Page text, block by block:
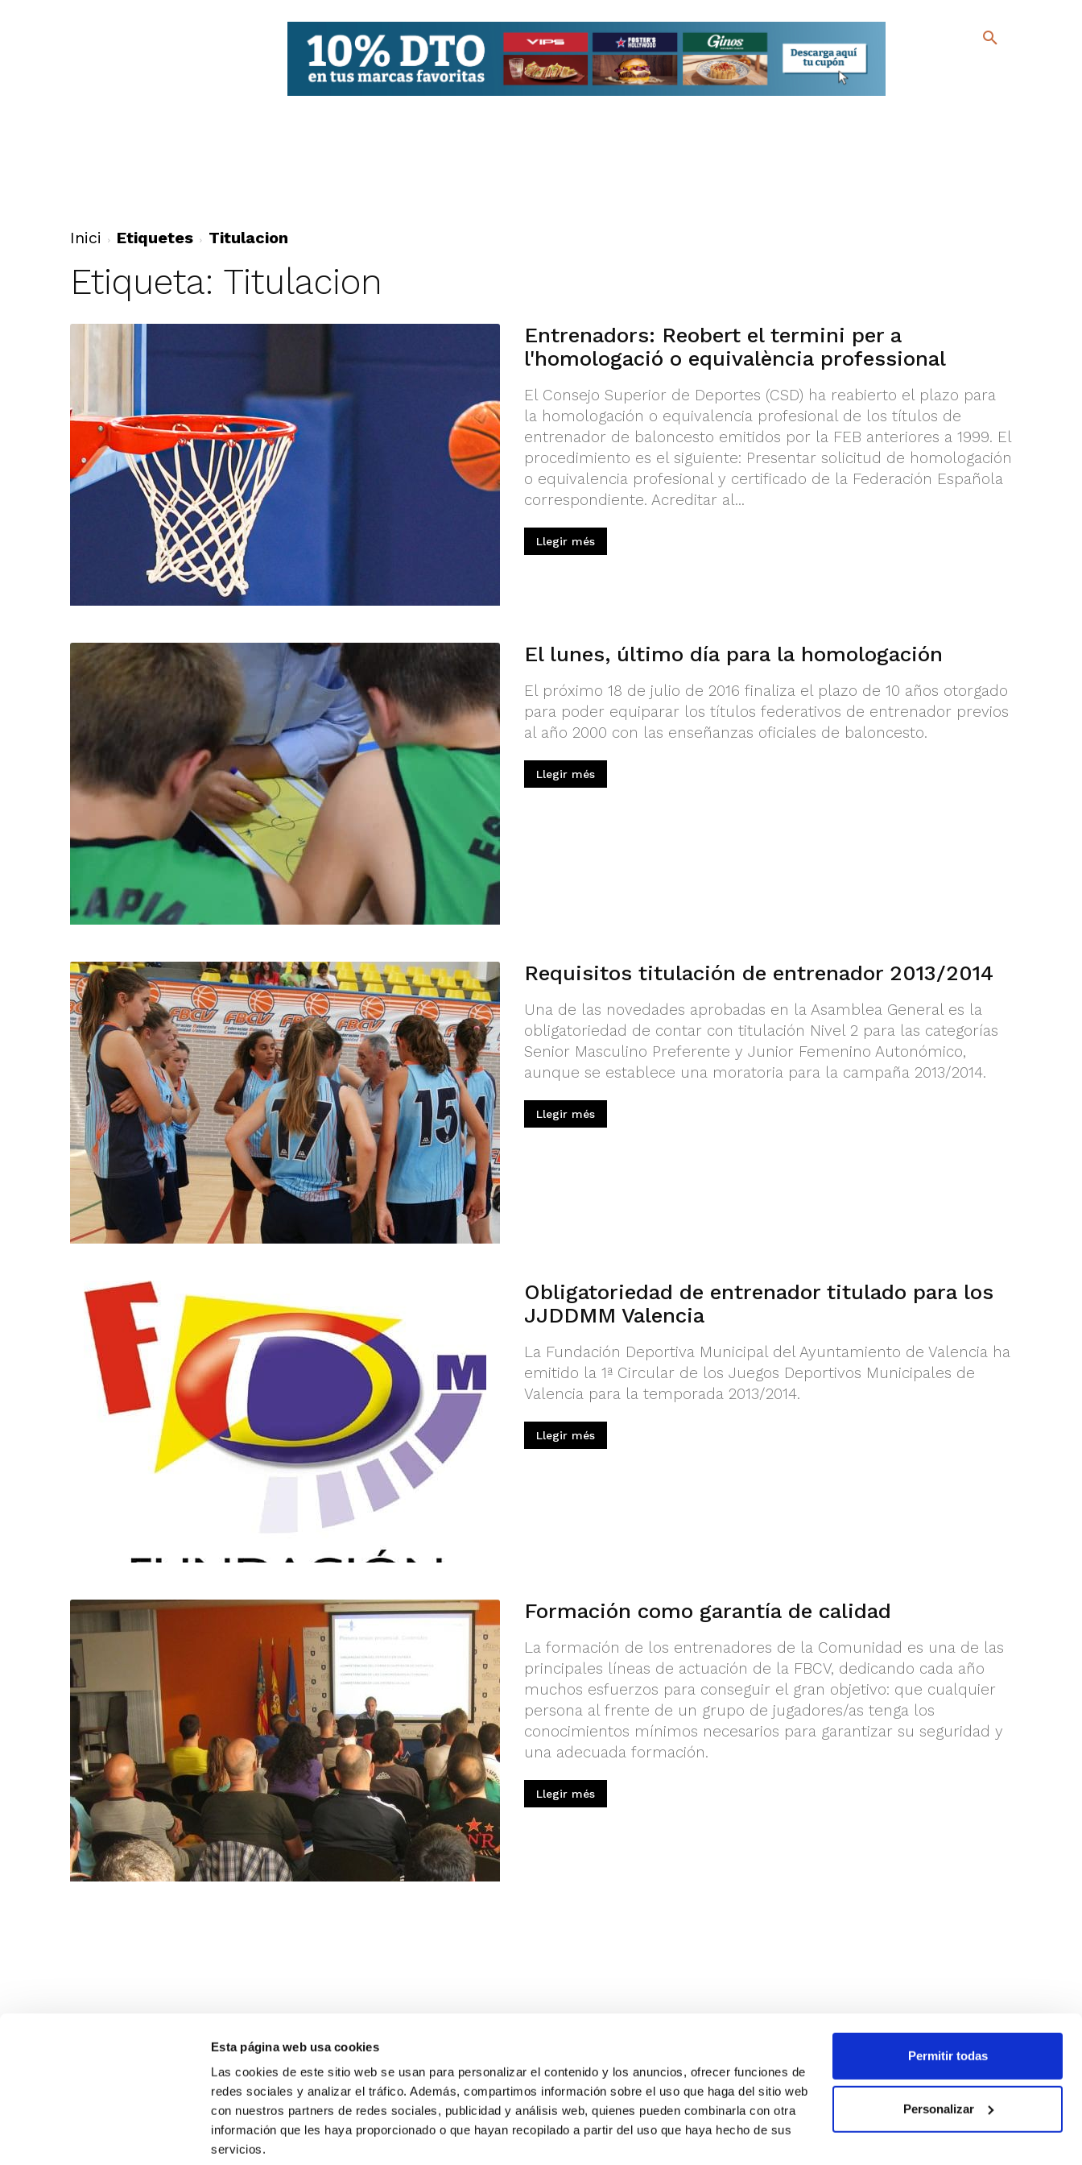
Esta página web usa cookies
Las cookies de este sitio web se usan para personalizar el contenido y los anuncios, ofrecer funciones de
redes sociales y analizar el tráfico. Además, compartimos información sobre el uso que haga del sitio web
con nuestros partners de redes sociales, publicidad y análisis web, quienes pueden combinarla con otra
información que les haya proporcionado o que hayan recopilado a partir del uso que haya hecho de sus
servicios.
Permitir todas
Personalizar
Inici Etiquetes Titulacion
Etiqueta: Titulacion
Entrenadors: Reobert el termini per a
l'homologació o equivalència professional
El Consejo Superior de Deportes (CSD) ha reabierto el plazo para
la homologación o equivalencia profesional de los títulos de
entrenador de baloncesto emitidos por la FEB anteriores a 1999. El
procedimiento es el siguiente: Presentar solicitud de homologación
o equivalencia profesional y certificado de la Federación Española
correspondiente. Acreditar al...
Llegir més
El lunes, último día para la homologación
El próximo 18 de julio de 2016 finaliza el plazo de 10 años otorgado
para poder equiparar los títulos federativos de entrenador previos
al año 2000 con las enseñanzas oficiales de baloncesto.
Llegir més
Requisitos titulación de entrenador 2013/2014
Una de las novedades aprobadas en la Asamblea General es la
obligatoriedad de contar con titulación Nivel 2 para las categorías
Senior Masculino Preferente y Junior Femenino Autonómico,
aunque se establece una moratoria para la campaña 2013/2014.
Llegir més
Obligatoriedad de entrenador titulado para los
JJDDMM Valencia
La Fundación Deportiva Municipal del Ayuntamiento de Valencia ha
emitido la 1ª Circular de los Juegos Deportivos Municipales de
Valencia para la temporada 2013/2014.
Llegir més
Formación como garantía de calidad
La formación de los entrenadores de la Comunidad es una de las
principales líneas de actuación de la FBCV, dedicando cada año
muchos esfuerzos para conseguir el gran objetivo: que cualquier
persona al frente de un grupo de jugadores/as tenga los
conocimientos mínimos necesarios para garantizar su seguridad y
una adecuada formación.
Llegir més
SOBRE NOSALTRES SEGUEIX-NOS